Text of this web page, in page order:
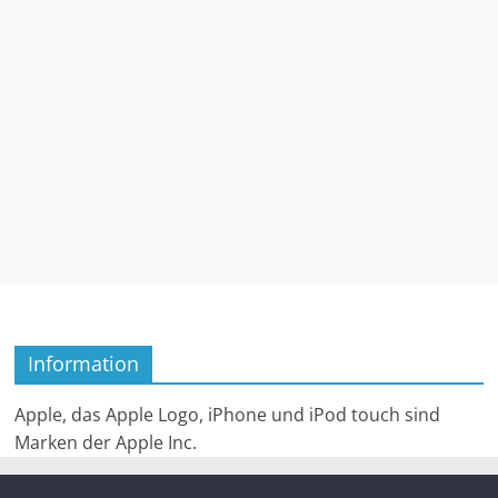
Information
Apple, das Apple Logo, iPhone und iPod touch sind
Marken der Apple Inc.